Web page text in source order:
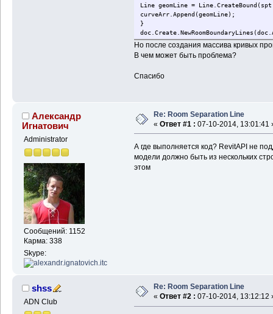
Line geomLine =
curveArr.Append(geomLine);
}
Но после создания массива кривых
В чем может быть проблема?
Спасибо
Александр
Игнатович
Administrator
Сообщений: 1152
Карма: 338
Skype:
Re: Room Separation Line
« Ответ #1 : 07-10-2014, 13:01:41
А где выполняется код? RevitAPI не
модели должно быть из нескольких
этом
shss
ADN Club
Re: Room Separation Line
« Ответ #2 : 07-10-2014, 13:12:12